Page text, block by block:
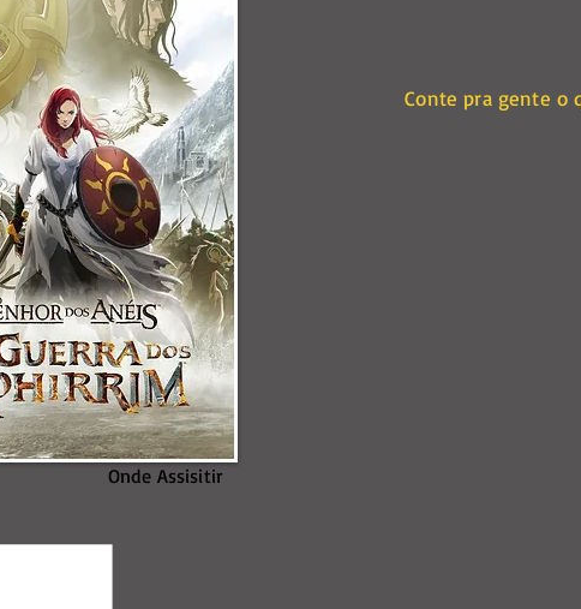
Conte pra gente o
Onde Assisitir